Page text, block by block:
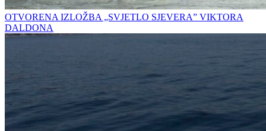
OTVORENA IZLOŽBA „SVJETLO SJEVERA” VIKTORA
DALDONA